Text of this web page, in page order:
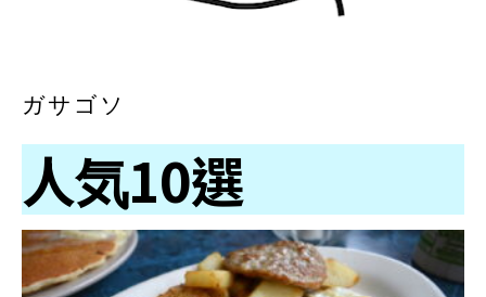
ガサゴソ
人気10選